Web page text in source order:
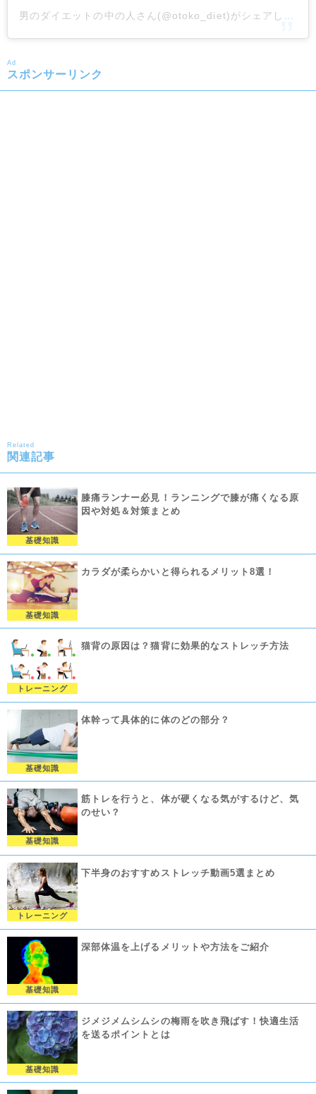
Ad
スポンサーリンク
Related
関連記事
基礎知識
膝痛ランナー必見！ランニングで膝が痛くなる原
因や対処＆対策まとめ
基礎知識
カラダが柔らかいと得られるメリット8選！
トレーニング
猫背の原因は？猫背に効果的なストレッチ方法
基礎知識
体幹って具体的に体のどの部分？
基礎知識
筋トレを行うと、体が硬くなる気がするけど、気
のせい？
トレーニング
下半身のおすすめストレッチ動画5選まとめ
基礎知識
深部体温を上げるメリットや方法をご紹介
基礎知識
ジメジメムシムシの梅雨を吹き飛ばす！快適生活
を送るポイントとは